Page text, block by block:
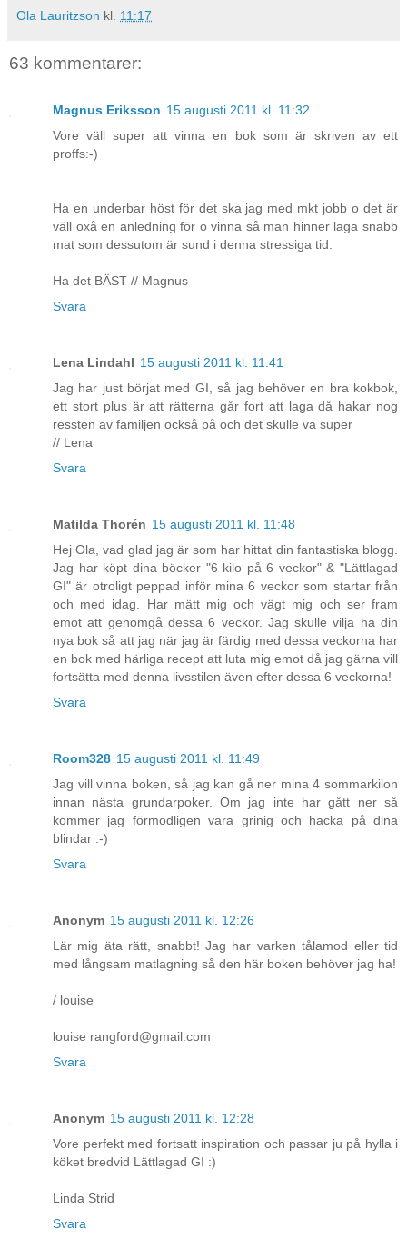
Ola Lauritzson kl. 11:17
63 kommentarer:
Magnus Eriksson 15 augusti 2011 kl. 11:32
Vore väll super att vinna en bok som är skriven av ett
proffs:-)
Ha en underbar höst för det ska jag med mkt jobb o det är
väll oxå en anledning för o vinna så man hinner laga snabb
mat som dessutom är sund i denna stressiga tid.
Ha det BÄST // Magnus
Svara
Lena Lindahl 15 augusti 2011 kl. 11:41
Jag har just börjat med GI, så jag behöver en bra kokbok,
ett stort plus är att rätterna går fort att laga då hakar nog
ressten av familjen också på och det skulle va super
// Lena
Svara
Matilda Thorén 15 augusti 2011 kl. 11:48
Hej Ola, vad glad jag är som har hittat din fantastiska blogg.
Jag har köpt dina böcker "6 kilo på 6 veckor" & "Lättlagad
GI" är otroligt peppad inför mina 6 veckor som startar från
och med idag. Har mätt mig och vägt mig och ser fram
emot att genomgå dessa 6 veckor. Jag skulle vilja ha din
nya bok så att jag när jag är färdig med dessa veckorna har
en bok med härliga recept att luta mig emot då jag gärna vill
fortsätta med denna livsstilen även efter dessa 6 veckorna!
Svara
Room328 15 augusti 2011 kl. 11:49
Jag vill vinna boken, så jag kan gå ner mina 4 sommarkilon
innan nästa grundarpoker. Om jag inte har gått ner så
kommer jag förmodligen vara grinig och hacka på dina
blindar :-)
Svara
Anonym 15 augusti 2011 kl. 12:26
Lär mig äta rätt, snabbt! Jag har varken tålamod eller tid
med långsam matlagning så den här boken behöver jag ha!
/ louise
louise rangford@gmail.com
Svara
Anonym 15 augusti 2011 kl. 12:28
Vore perfekt med fortsatt inspiration och passar ju på hylla i
köket bredvid Lättlagad GI :)
Linda Strid
Svara